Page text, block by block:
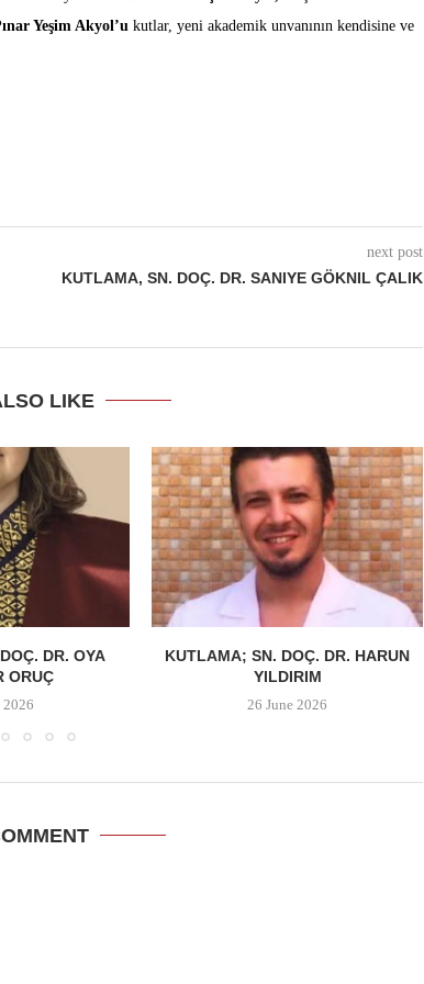
Yeşim Akyol’u kutlar, yeni akademik unvanının kendisine ve
next post
KUTLAMA, SN. DOÇ. DR. SANIYE GÖKNIL ÇALIK
LIKE
DR. OYA
ORUÇ
2026
KUTLAMA; SN. DOÇ. DR. HARUN
YILDIRIM
26 June 2026